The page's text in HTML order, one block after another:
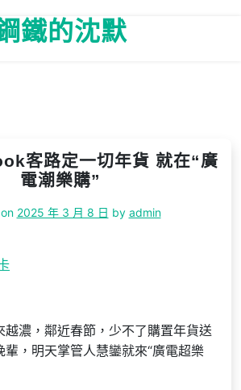
鐵的沈默
客路定一切年貨 就在“廣
電潮樂購”
2025 年 3 月 8 日 by admin
越濃，鄰近春節，少不了購置年貨送
，明天掌管人慧鑾就來“廣電超樂